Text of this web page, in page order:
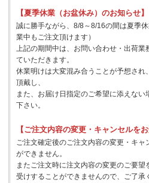
【夏季休業（お盆休み）のお知らせ】
誠に勝手ながら、8/8～8/16の間は夏季
業中もご注文頂けます）
上記の期間中は、お問い合わせ・出荷
ていただきます。
休業明けは大変混み合うことが予想され
頂戴し、
また、お届け日指定のご希望に添えな
下さい。
【ご注文内容の変更・キャンセルを
ご注文確定後のご注文内容の変更・キャ
ができません。
またご注文時に注文内容の変更のご要
受けすることができませんので、ご了承